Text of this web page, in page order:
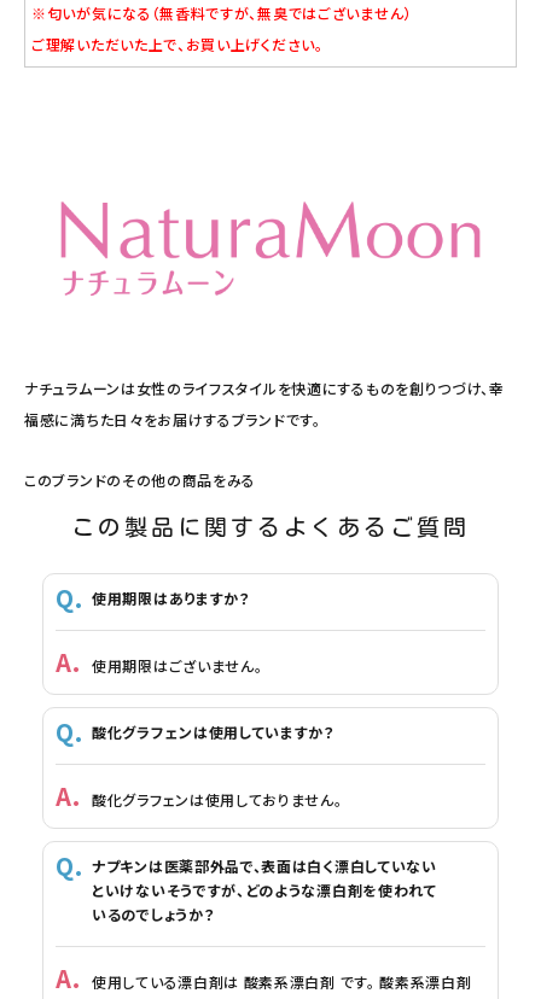
※匂いが気になる（無香料ですが、無臭ではございません）
ご理解いただいた上で、お買い上げください。
ナチュラムーンは女性のライフスタイルを快適にするものを創りつづけ、幸
福感に満ちた日々をお届けするブランドです。
このブランドのその他の商品をみる
この製品に関するよくあるご質問
使用期限はありますか？
使用期限はございません。
酸化グラフェンは使用していますか？
酸化グラフェンは使用しておりません。
ナプキンは医薬部外品で、表面は白く漂白していない
といけないそうですが、どのような漂白剤を使われて
いるのでしょうか？
使用している漂白剤は 酸素系漂白剤 です。 酸素系漂白剤